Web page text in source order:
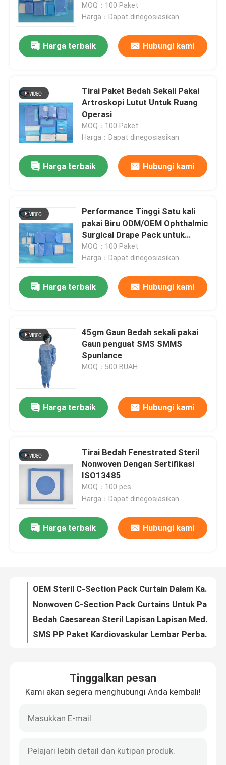
Rumah
Produk
video
Tentang Kami
Tur Pabrik
Hubungi Kami
MOQ：100 Paket
Harga：Dapat dinegosiasikan
Harga terbaik Hubungi kami
Tirai Paket Bedah Sekali Pakai
Artroskopi Lutut Untuk Ruang
Operasi
MOQ：100 Paket
Harga：Dapat dinegosiasikan
Harga terbaik Hubungi kami
Performance Tinggi Satu kali
pakai Biru ODM/OEM Ophthalmic
Surgical Drape Pack untuk
Prosedur Mata
MOQ：100 Paket
Harga：Dapat dinegosiasikan
Harga terbaik Hubungi kami
45gm Gaun Bedah sekali pakai
Gaun penguat SMS SMMS
Spunlance
MOQ：500 BUAH
Harga terbaik Hubungi kami
Tirai Bedah Fenestrated Steril
Nonwoven Dengan Sertifikasi
ISO13485
MOQ：100 pcs
Harga：Dapat dinegosiasikan
Harga terbaik Hubungi kami
Incise Cesarean Sticky Surgical Drape Pack Individual Bag Untuk Rumah Sakit
SMS PP Paket Kardiovaskular Lembar Perban Bedah Untuk Rumah Sakit Klinik
Tirai Kit Paket Kardiovaskular Universal Bypass Steril Untuk Kesehatan Jantung
Tirai Paket Kardiovaskular Bedah Nonwoven Dengan Sertifikasi CE ISO13485
Blue Steril Angiography Drape Pack Kit SMS PP Kain Non tenunan
Tinggalkan pesan
Kami akan segera menghubungi Anda kembali!